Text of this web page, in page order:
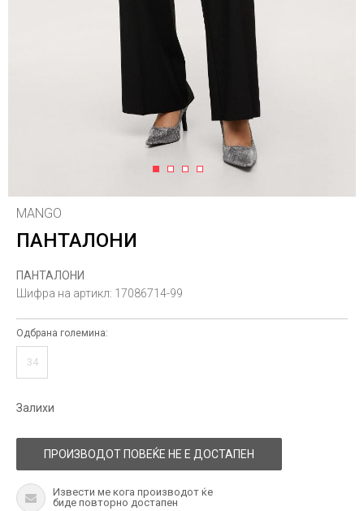
1 2 3 4
MANGO
ПАНТАЛОНИ
ПАНТАЛОНИ
Шифра на артикл: 17086714-99
Одбрана големина:
34
Залихи
ПРОИЗВОДОТ ПОВЕЌЕ НЕ Е ДОСТАПЕН
Извести ме кога производот ќе
биде повторно достапен